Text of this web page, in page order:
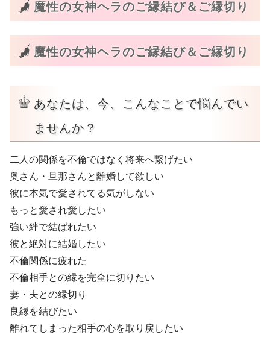
エーテルコードpsychicwork過去世トラウマ因縁切り
版
愛のエクリチュール psychic work
講座・その他
スーパーサイキック講座
個人ビジネスサポート・コンサル
無料ニュースレター💖
魔性の女神ヘラのご縁結び＆ご縁切り
魔性の女神ヘラのご縁結び＆ご縁切り
あなたは、今、こんなことで悩んでい
ませんか？
二人の関係を不倫ではなく将来へ繋げたい
奥さん・旦那さんと離婚して欲しい
彼に本気で愛されてる気がしない
もっと愛され愛したい
強い絆で結ばれたい
彼と絶対に結婚したい
不倫関係に疲れた
不倫相手との縁を完全に切りたい
妻・夫との縁切り
良縁を結びたい
離れてしまった相手の心を取り戻したい